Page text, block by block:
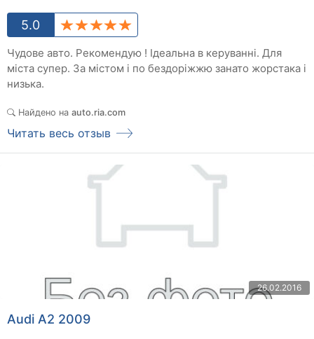
5.0
Чудове авто. Рекомендую ! Ідеальна в керуванні. Для
міста супер. За містом і по бездоріжжю занато жорстака і
низька.
Найдено на auto.ria.com
Читать весь отзыв
26.02.2016
Audi A2 2009